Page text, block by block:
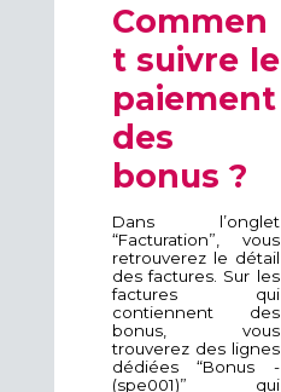
Commen
t suivre le
paiement
des
bonus ?
Dans l’onglet
“Facturation”, vous
retrouverez le détail
des factures. Sur les
factures qui
contiennent des
bonus, vous
trouverez des lignes
dédiées “Bonus -
(spe001)” qui